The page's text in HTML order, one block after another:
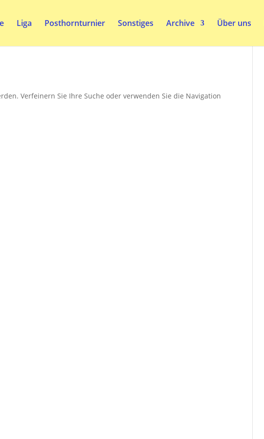
Liga Posthornturnier Sonstiges Archive Über uns
Verfeinern Sie Ihre Suche oder verwenden Sie die Navigation